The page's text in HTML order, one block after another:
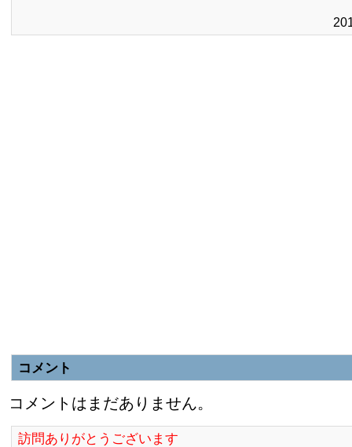
コメント
コメントはまだありません。
訪問ありがとうございます